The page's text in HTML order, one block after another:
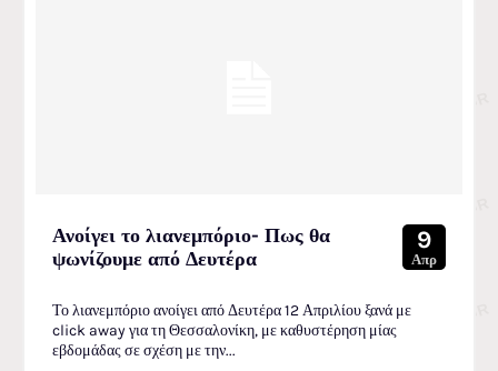
Ανοίγει το λιανεμπόριο- Πως θα
ψωνίζουμε από Δευτέρα
9
Απρ
Το λιανεμπόριο ανοίγει από Δευτέρα 12 Απριλίου ξανά με
click away για τη Θεσσαλονίκη, με καθυστέρηση μίας
εβδομάδας σε σχέση με την...